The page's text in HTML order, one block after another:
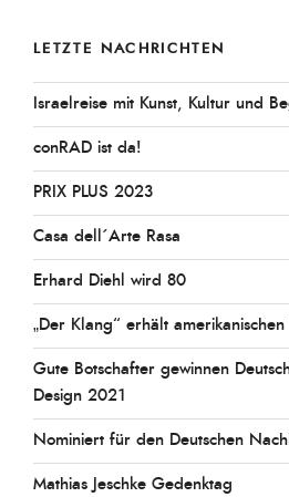
LETZTE NACHRICHTEN
Israelreise mit Kunst, Kultur und
conRAD ist da!
PRIX PLUS 2023
Casa dell´Arte Rasa
Erhard Diehl wird 80
„Der Klang“ erhält amerikanischen
Gute Botschafter gewinnen
Design 2021
Nominiert für den Deutschen
Mathias Jeschke Gedenktag